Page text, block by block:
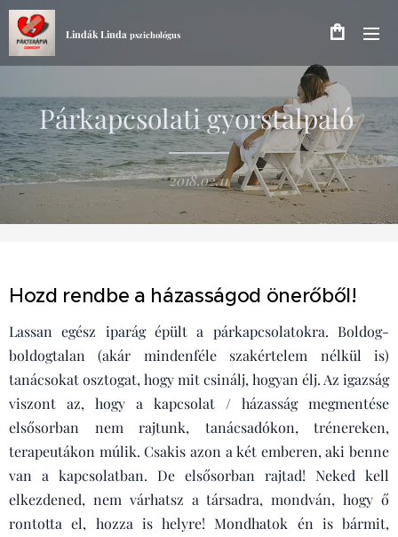
Lindák Linda pszichológus
Párkapcsolati gyorstalpaló
2018.02.11
Hozd rendbe a házasságod önerőből!
Lassan egész iparág épült a párkapcsolatokra. Boldog-
boldogtalan (akár mindenféle szakértelem nélkül is)
tanácsokat osztogat, hogy mit csinálj, hogyan élj. Az igazság
viszont az, hogy a kapcsolat / házasság megmentése
elsősorban nem rajtunk, tanácsadókon, trénereken,
terapeutákon múlik. Csakis azon a két emberen, aki benne
van a kapcsolatban. De elsősorban rajtad! Neked kell
elkezdened, nem várhatsz a társadra, mondván, hogy ő
rontotta el, hozza is helyre! Mondhatok én is bármit,